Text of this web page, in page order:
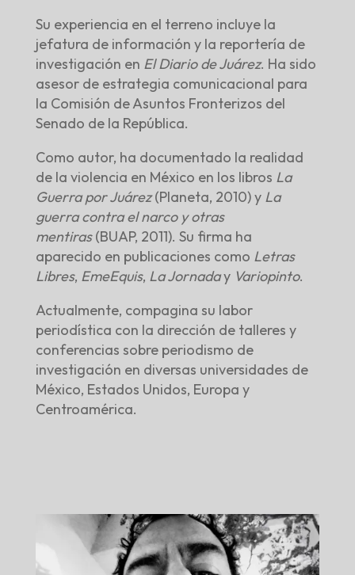
Su experiencia en el terreno incluye la
jefatura de información y la reportería de
investigación en El Diario de Juárez. Ha sido
asesor de estrategia comunicacional para
la Comisión de Asuntos Fronterizos del
Senado de la República.
Como autor, ha documentado la realidad
de la violencia en México en los libros La
Guerra por Juárez (Planeta, 2010) y La
guerra contra el narco y otras
mentiras (BUAP, 2011). Su firma ha
aparecido en publicaciones como Letras
Libres, EmeEquis, La Jornaday Variopinto.
Actualmente, compagina su labor
periodística con la dirección de talleres y
conferencias sobre periodismo de
investigación en diversas universidades de
México, Estados Unidos, Europa y
Centroamérica.